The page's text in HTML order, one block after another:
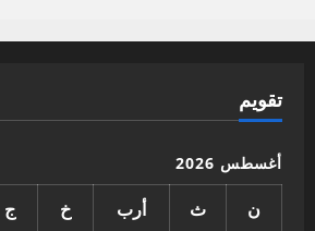
تقويم
أغسطس 2026
ن ث أرب خ ج